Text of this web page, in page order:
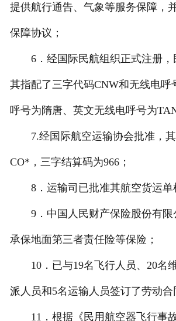
提供航行通告、气象等服务保障，
保障协议；
6．经国际民航组织正式注册，
其指配了三字代码CNW和无线电呼
呼号为隋唐、英文无线电呼号为
7.经国际航空运输协会批准，其
CO*，三字结算码为966；
8．运输司已批准其航空货运单
9．中国人民财产保险股份有限
承保地面第三者责任险等保险；
10．已与19名飞行人员、20名
派人员和5名运输人员签订了劳动合
11．根据《民用航空器飞行事